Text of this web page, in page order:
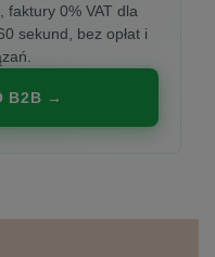
faktury 0% VAT dla
sekund, bez opłat i
B2B →